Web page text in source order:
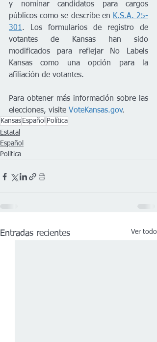
y nominar candidatos para cargos
públicos como se describe en K.S.A. 25-
301. Los formularios de registro de
votantes de Kansas han sido
modificados para reflejar No Labels
Kansas como una opción para la
afiliación de votantes.
Para obtener más información sobre las
elecciones, visite VoteKansas.gov.
Kansas Español Política
Estatal
Español
Política
Entradas recientes Ver todo